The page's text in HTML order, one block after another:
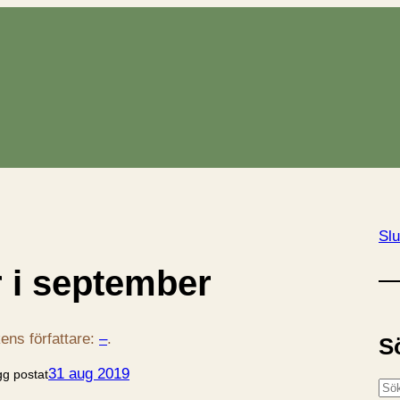
i september
författare: –.
postat31 aug 2019
S